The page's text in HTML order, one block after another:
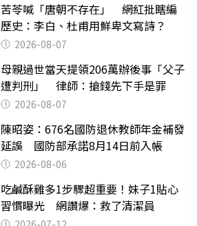
苦苓喊「唐朝不存在」 網紅批瞎編
歷史：李白、杜甫用鮮卑文寫詩？
2026-08-07
母親過世當天提領206萬辦後事「父子
遭判刑」 律師：搶錢先下手是罪
2026-08-07
陳昭姿：676名國防退休教師年金補發
延誤 國防部承諾8月14日前入帳
2026-08-06
吃鹹酥雞多1步驟超重要！妹子1貼心
習慣曝光 網讚爆：救了清潔員